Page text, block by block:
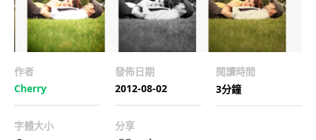
作者
Cherry
發佈日期
2012-08-02
閱讀時間
3分鐘
字體大小 分享